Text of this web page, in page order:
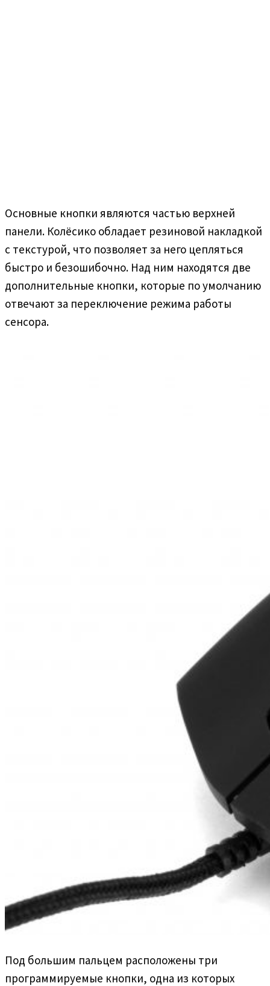
Основные кнопки являются частью верхней
панели. Колёсико обладает резиновой накладкой
с текстурой, что позволяет за него цепляться
быстро и безошибочно. Над ним находятся две
дополнительные кнопки, которые по умолчанию
отвечают за переключение режима работы
сенсора.
Под большим пальцем расположены три
программируемые кнопки, одна из которых